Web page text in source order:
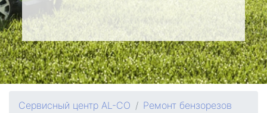
Сервисный центр AL-CO
Ремонт бензорезов